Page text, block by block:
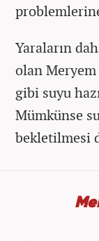
Yaraların
olan
gibi suyu
Mümkünse
bekletilmesi